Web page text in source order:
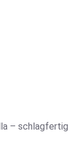
– schlagfertig